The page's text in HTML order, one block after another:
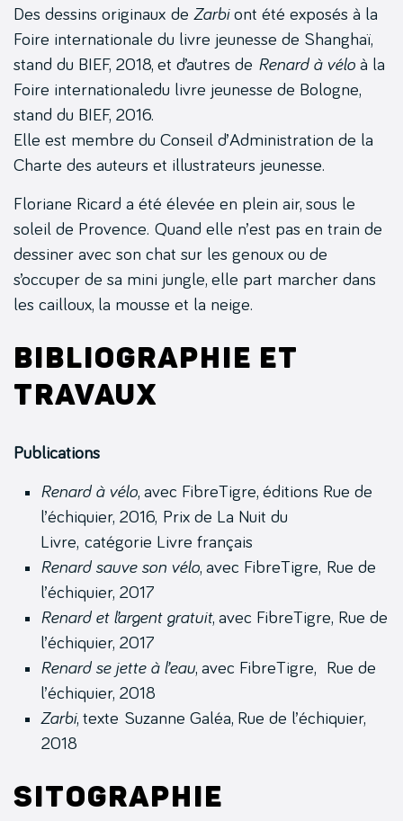
Des dessins originaux de Zarbi ont été exposés à la
Foire internationale du livre jeunesse de Shanghaï,
stand du BIEF, 2018, et d’autres de Renard à vélo à la
Foire internationaledu livre jeunesse de Bologne,
stand du BIEF, 2016.
Elle est membre du Conseil d’Administration de la
Charte des auteurs et illustrateurs jeunesse.
Floriane Ricard a été élevée en plein air, sous le
soleil de Provence. Quand elle n’est pas en train de
dessiner avec son chat sur les genoux ou de
s’occuper de sa mini jungle, elle part marcher dans
les cailloux, la mousse et la neige.
Bibliographie et
travaux
Publications
Renard à vélo, avec FibreTigre, éditions Rue de
l’échiquier, 2016, Prix de La Nuit du
Livre, catégorie Livre français
Renard sauve son vélo, avec FibreTigre, Rue de
l’échiquier, 2017
Renard et l’argent gratuit, avec FibreTigre, Rue de
l’échiquier, 2017
Renard se jette à l’eau, avec FibreTigre,
Rue de
l’échiquier, 2018
Zarbi, texte Suzanne Galéa, Rue de l’échiquier,
2018
Sitographie